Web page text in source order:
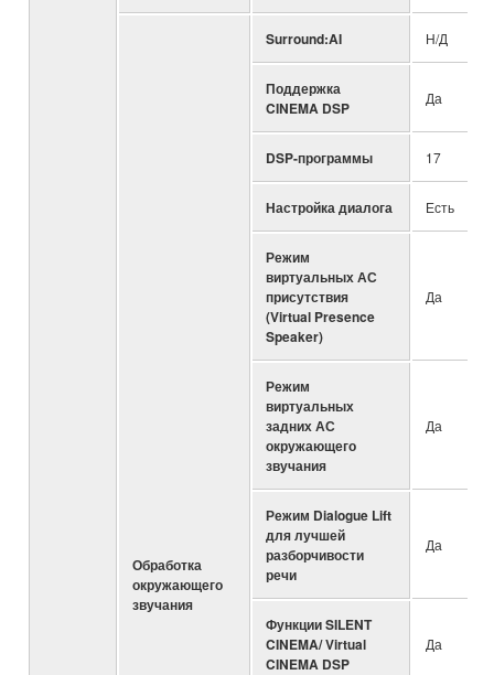
Обработка
окружающего
звучания
Surround:AI Н/Д
Поддержка
CINEMA DSP
Да
DSP-программы 17
Настройка диалога Есть
Режим
виртуальных АС
присутствия
(Virtual Presence
Speaker)
Да
Режим
виртуальных
задних АС
окружающего
звучания
Да
Режим Dialogue Lift
для лучшей
разборчивости
речи
Да
Функции SILENT
CINEMA/ Virtual
CINEMA DSP
Да